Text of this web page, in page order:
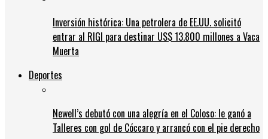
Inversión histórica: Una petrolera de EE.UU. solicitó
entrar al RIGI para destinar US$ 13.800 millones a Vaca
Muerta
Deportes
Newell’s debutó con una alegría en el Coloso: le ganó a
Talleres con gol de Cóccaro y arrancó con el pie derecho